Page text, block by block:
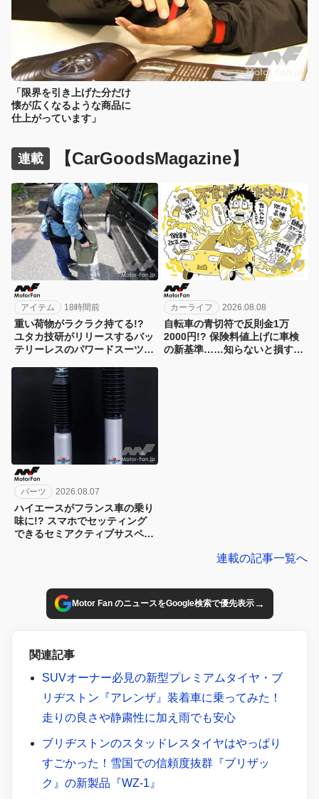
「限界を引き上げた分だけ
懐が広くなるような商品に
仕上がっています」
連載 【CarGoodsMagazine】
アイテム 18時間前
重い荷物がラクラク持てる!?
ユタカ技研がリリースするバッ
テリーレスのパワードスーツ
カーライフ 2026.08.08
自転車の青切符で反則金1万
2000円!? 保険料値上げに車検
の新基準……知らないと損す
パーツ 2026.08.07
ハイエースがフランス車の乗り
味に!? スマホでセッティング
できるセミアクティブサスペン
連載の記事一覧へ
Motor Fan のニュースをGoogle検索で優先表示→
関連記事
SUVオーナー必見の新型プレミアムタイヤ・ブ
リヂストン『アレンザ』装着車に乗ってみた！
走りの良さや静粛性に加え雨でも安心
ブリヂストンのスタッドレスタイヤはやっぱり
すごかった！雪国での信頼度抜群『ブリザッ
ク』の新製品『WZ-1』